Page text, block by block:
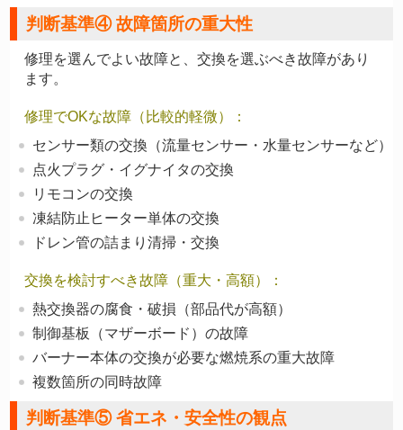
判断基準④ 故障箇所の重大性
修理を選んでよい故障と、交換を選ぶべき故障があり
ます。
修理でOKな故障（比較的軽微）：
センサー類の交換（流量センサー・水量センサーなど）
点火プラグ・イグナイタの交換
リモコンの交換
凍結防止ヒーター単体の交換
ドレン管の詰まり清掃・交換
交換を検討すべき故障（重大・高額）：
熱交換器の腐食・破損（部品代が高額）
制御基板（マザーボード）の故障
バーナー本体の交換が必要な燃焼系の重大故障
複数箇所の同時故障
判断基準⑤ 省エネ・安全性の観点